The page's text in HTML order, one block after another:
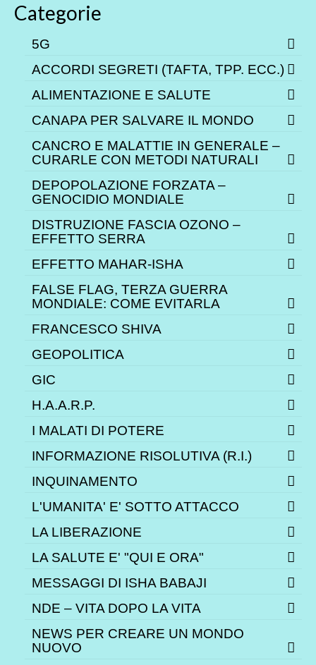
Categorie
5G
ACCORDI SEGRETI (TAFTA, TPP. ECC.)
ALIMENTAZIONE E SALUTE
CANAPA PER SALVARE IL MONDO
CANCRO E MALATTIE IN GENERALE –
CURARLE CON METODI NATURALI
DEPOPOLAZIONE FORZATA –
GENOCIDIO MONDIALE
DISTRUZIONE FASCIA OZONO –
EFFETTO SERRA
EFFETTO MAHAR-ISHA
FALSE FLAG, TERZA GUERRA
MONDIALE: COME EVITARLA
FRANCESCO SHIVA
GEOPOLITICA
GIC
H.A.A.R.P.
I MALATI DI POTERE
INFORMAZIONE RISOLUTIVA (R.I.)
INQUINAMENTO
L'UMANITA' E' SOTTO ATTACCO
LA LIBERAZIONE
LA SALUTE E' "QUI E ORA"
MESSAGGI DI ISHA BABAJI
NDE – VITA DOPO LA VITA
NEWS PER CREARE UN MONDO
NUOVO